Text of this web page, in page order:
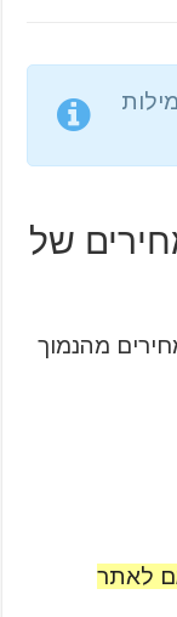
של
מהנמוך
לאתר